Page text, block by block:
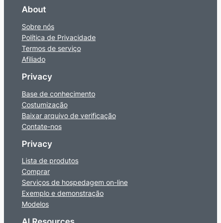
About
Sobre nós
Política de Privacidade
Termos de serviço
Afiliado
Privacy
Base de conhecimento
Costumização
Baixar arquivo de verificação
Contate-nos
Privacy
Lista de produtos
Comprar
Serviços de hospedagem on-line
Exemplo e demonstração
Modelos